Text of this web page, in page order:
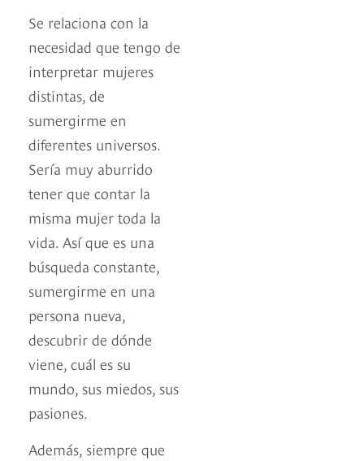
Se relaciona con la
necesidad que tengo de
interpretar mujeres
distintas, de
sumergirme en
diferentes universos.
Sería muy aburrido
tener que contar la
misma mujer toda la
vida. Así que es una
búsqueda constante,
sumergirme en una
persona nueva,
descubrir de dónde
viene, cuál es su
mundo, sus miedos, sus
pasiones.
Además, siempre que